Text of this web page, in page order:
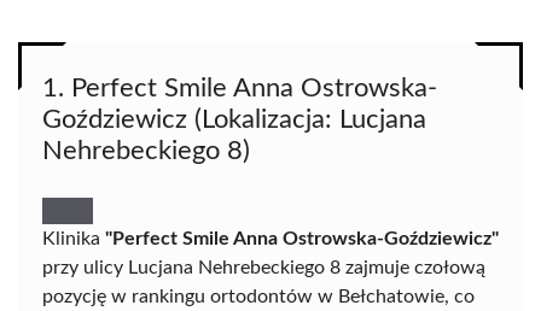
1. Perfect Smile Anna Ostrowska-
Goździewicz (Lokalizacja: Lucjana
Nehrebeckiego 8)
Klinika "Perfect Smile Anna Ostrowska-Goździewicz"
przy ulicy Lucjana Nehrebeckiego 8 zajmuje czołową
pozycję w rankingu ortodontów w Bełchatowie, co